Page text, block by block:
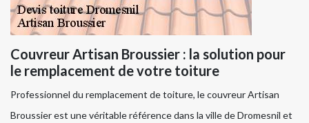
Couvreur Artisan Broussier : la solution pour
le remplacement de votre toiture
Professionnel du remplacement de toiture, le couvreur Artisan
Broussier est une véritable référence dans la ville de Dromesnil et